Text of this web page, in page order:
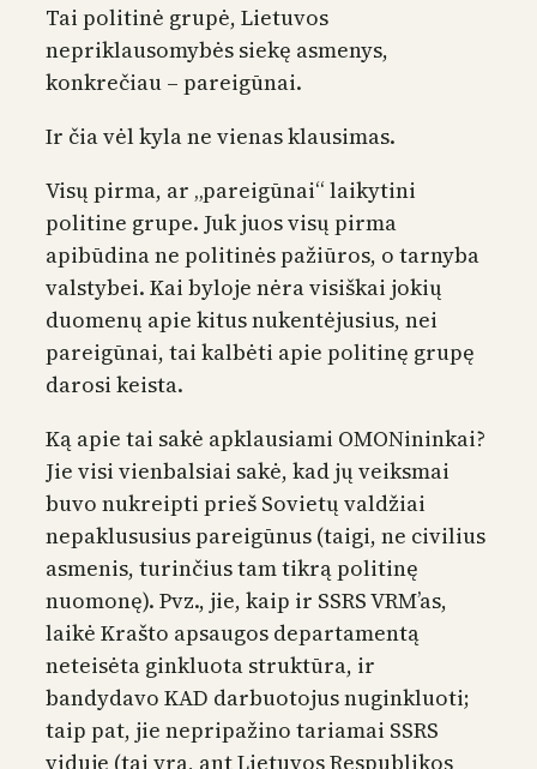
Tai politinė grupė, Lietuvos
nepriklausomybės siekę asmenys,
konkrečiau – pareigūnai.
Ir čia vėl kyla ne vienas klausimas.
Visų pirma, ar „pareigūnai“ laikytini
politine grupe. Juk juos visų pirma
apibūdina ne politinės pažiūros, o tarnyba
valstybei. Kai byloje nėra visiškai jokių
duomenų apie kitus nukentėjusius, nei
pareigūnai, tai kalbėti apie politinę grupę
darosi keista.
Ką apie tai sakė apklausiami OMONininkai?
Jie visi vienbalsiai sakė, kad jų veiksmai
buvo nukreipti prieš Sovietų valdžiai
nepaklususius pareigūnus (taigi, ne civilius
asmenis, turinčius tam tikrą politinę
nuomonę). Pvz., jie, kaip ir SSRS VRM’as,
laikė Krašto apsaugos departamentą
neteisėta ginkluota struktūra, ir
bandydavo KAD darbuotojus nuginkluoti;
taip pat, jie nepripažino tariamai SSRS
viduje (tai yra, ant Lietuvos Respublikos